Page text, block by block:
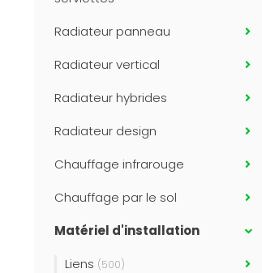
Radiateur panneau
Radiateur vertical
Radiateur hybrides
Radiateur design
Chauffage infrarouge
Chauffage par le sol
Matériel d'installation
Liens (500)